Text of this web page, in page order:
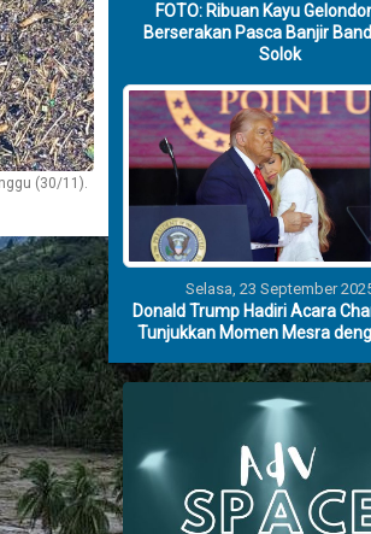
(30/11).
FOTO: Ribuan Kayu
Berserakan Pasca Banjir
Solok
Selasa, 23 September
Donald Trump Hadiri Acara
Tunjukkan Momen Mesra